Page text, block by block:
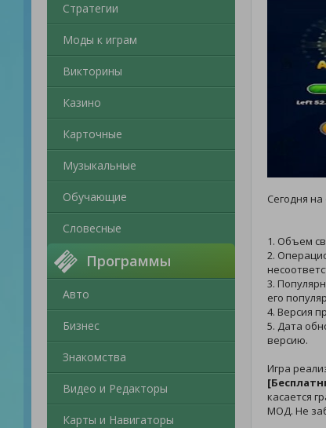
Стратегии
Моды к играм
Викторины
Казино
Карточные
Музыкальные
Обучающие
Словесные
Программы
Авто
Бизнес
Знакомства
Видео и Редакторы
Карты и Навигаторы
Сегодня
1. Объем
2.
3.
его
4. Версия
5. Дата
версию.
Игра
касается
МОД. Не